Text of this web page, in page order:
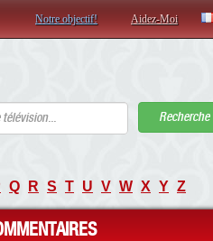
Notre objectif! Aidez-Moi
Recherche
Q R S T U V W X Y Z